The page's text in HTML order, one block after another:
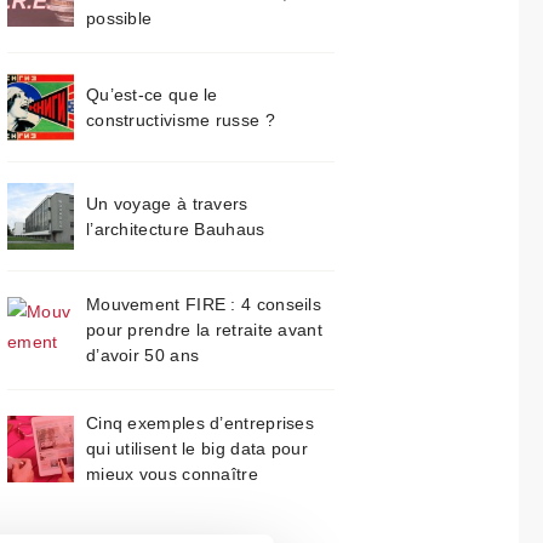
possible
Qu’est-ce que le
constructivisme russe ?
Un voyage à travers
l’architecture Bauhaus
Mouvement FIRE : 4 conseils
pour prendre la retraite avant
d’avoir 50 ans
Cinq exemples d’entreprises
qui utilisent le big data pour
mieux vous connaître